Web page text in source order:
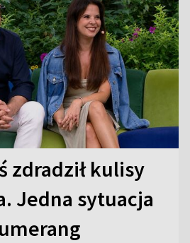
zdradził kulisy
Jedna sytuacja